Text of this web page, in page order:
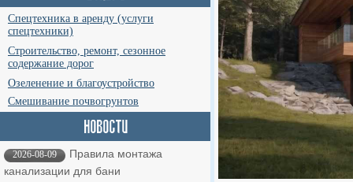
Спецтехника в аренду (услуги
спецтехники)
Строительство, ремонт, сезонное
содержание дорог
Озеленение и благоустройство
Смешивание почвогрунтов
2026-08-09
Правила монтажа
канализации для бани